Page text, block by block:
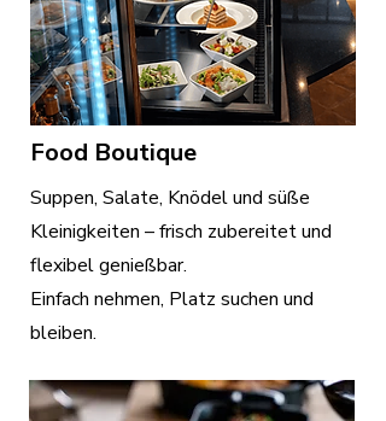
Food Boutique
Suppen, Salate, Knödel und süße
Kleinigkeiten – frisch zubereitet und
flexibel genießbar.
Einfach nehmen, Platz suchen und
bleiben.